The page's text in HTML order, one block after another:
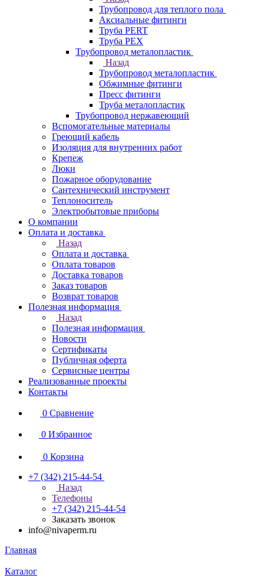
Трубопровод для теплого пола
Аксиальные фитинги
Труба PERT
Труба PEX
Трубопровод металопластик
Назад
Трубопровод металопластик
Обжимные фитинги
Пресс фитинги
Труба металопластик
Трубопровод нержавеющий
Вспомогательные материалы
Греющий кабель
Изоляция для внутренних работ
Крепеж
Люки
Пожарное оборудование
Сантехнический инструмент
Теплоноситель
Электробытовые приборы
О компании
Оплата и доставка
Назад
Оплата и доставка
Оплата товаров
Доставка товаров
Заказ товаров
Возврат товаров
Полезная информация
Назад
Полезная информация
Новости
Сертификаты
Публичная оферта
Сервисные центры
Реализованные проекты
Контакты
0 Сравнение
0 Избранное
0 Корзина
+7 (342) 215-44-54
Назад
Телефоны
+7 (342) 215-44-54
Заказать звонок
info@nivaperm.ru
Главная
Каталог